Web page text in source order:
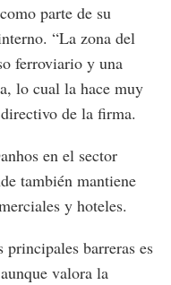
parte de su
“La zona del
ferroviario y una
lo cual la hace muy
de la firma.
en el sector
también mantiene
y hoteles.
barreras es
valora la